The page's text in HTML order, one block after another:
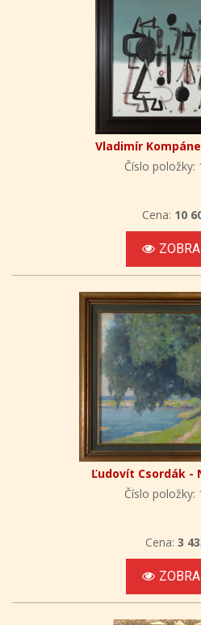
Vladimír
Číslo položky:
Cena: 10
Ľudovít Csordák -
Číslo položky:
Cena: 3